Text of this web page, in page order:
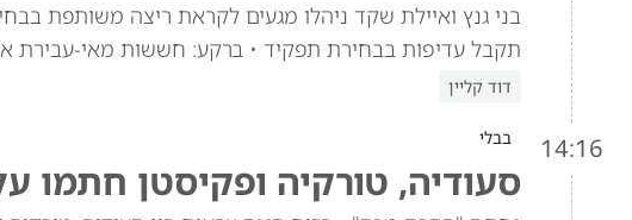
בני גנץ ואיילת שקד ניהלו מגעים לקראת ריצה משותפת
תקבל עדיפות בבחירת תפקיד • ברקע: חששות מאי-עבירת
דוד קליין
14:16 בבלי
סעודיה, טורקיה ופקיסטן חתמו